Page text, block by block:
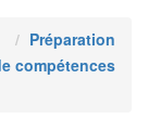
Préparation
compétences